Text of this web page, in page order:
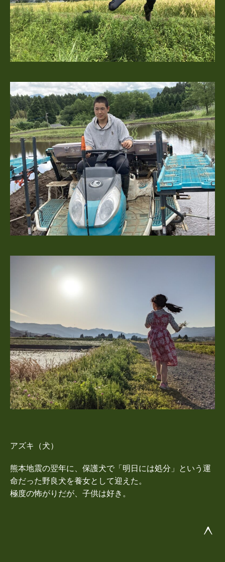
アズキ（犬）
熊本地震の翌年に、保護犬で「明日には処分」という運
命だった野良犬を養女として迎えた。
極度の怖がりだが、子供は好き。
^